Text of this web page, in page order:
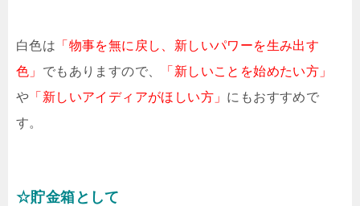
白色は 「物事を無に戻し、新しいパワーを生み出す
色」 でもありますので、
「新しいことを始めたい方」
や 「新しいアイディアがほしい方」 にもおすすめで
す。
☆貯金箱として